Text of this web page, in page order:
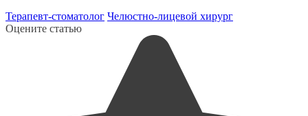
Терапевт-стоматолог Челюстно-лицевой хирург
Оцените статью